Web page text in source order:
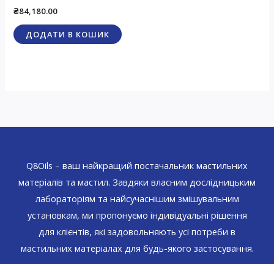
₴84,180.00
ДОДАТИ В КОШИК
Q8Oils – ваш найкращий постачальник мастильних
матеріалів та мастил. Завдяки власним дослідницьким
лабораторіям та найсучаснішим змішувальним
установкам, ми пропонуємо індивідуальні рішення
для клієнтів, які задовольняють усі потреби в
мастильних матеріалах для будь-якого застосування.